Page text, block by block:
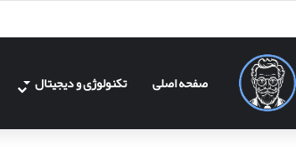
صفحه اصلی تکنولوژی و دیجیتال